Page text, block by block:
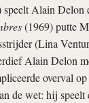
speelt Alain Delon
(1969) putte
(Lina
Alain Delon
overval
de wet: hij speelt